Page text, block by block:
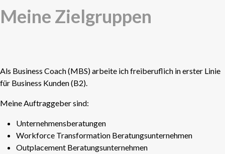
Meine Zielgruppen
Als Business Coach (MBS) arbeite ich freiberuflich in erster Linie
für Business Kunden (B2).
Meine Auftraggeber sind:
Unternehmensberatungen
Workforce Transformation Beratungsunternehmen
Outplacement Beratungsunternehmen